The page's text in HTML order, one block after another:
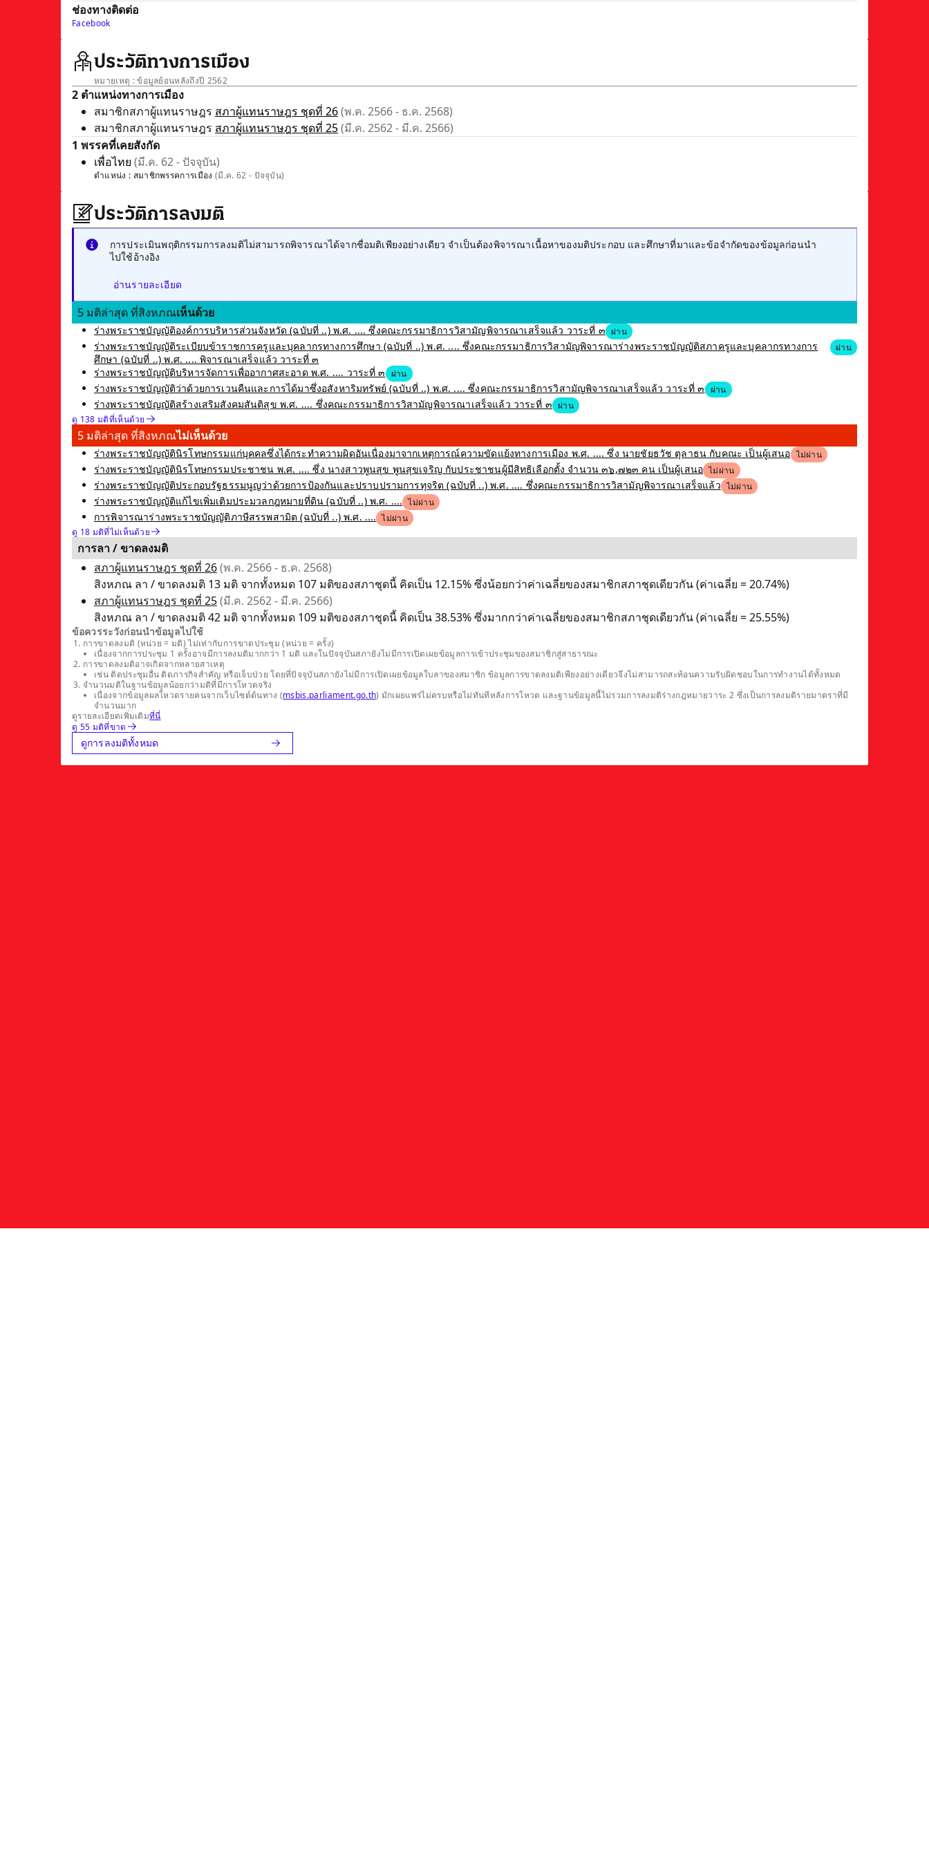
ช่องทางติดต่อ
Facebook
ประวัติทางการเมือง
หมายเหตุ : ข้อมูลย้อนหลังถึงปี 2562
2 ตำแหน่งทางการเมือง
สมาชิกสภาผู้แทนราษฎร สภาผู้แทนราษฎร ชุดที่ 26(พ.ค. 2566 - ธ.ค. 2568)
สมาชิกสภาผู้แทนราษฎร สภาผู้แทนราษฎร ชุดที่ 25(มี.ค. 2562 - มี.ค. 2566)
1 พรรคที่เคยสังกัด
เพื่อไทย (มี.ค. 62 - ปัจจุบัน)
ตำแหน่ง : สมาชิกพรรคการเมือง(มี.ค. 62 - ปัจจุบัน)
ประวัติการลงมติ
การประเมินพฤติกรรมการลงมติไม่สามารถพิจารณาได้จากชื่อมติเพียงอย่างเดียว จำเป็นต้องพิจารณาเนื้อหาของมติประกอบ และศึกษาที่มาและข้อจำกัดของข้อมูลก่อนนำ
ไปใช้อ้างอิง
อ่านรายละเอียด
5 มติล่าสุด ที่สิงหภณเห็นด้วย
ร่างพระราชบัญญัติองค์การบริหารส่วนจังหวัด (ฉบับที่ ..) พ.ศ. .... ซึ่งคณะกรรมาธิการวิสามัญพิจารณาเสร็จแล้ว วาระที่ ๓ ผ่าน
ร่างพระราชบัญญัติระเบียบข้าราชการครูและบุคลากรทางการศึกษา (ฉบับที่ ..) พ.ศ. .... ซึ่งคณะกรรมาธิการวิสามัญพิจารณาร่างพระราชบัญญัติสภาครูและบุคลากรทางการ
ศึกษา (ฉบับที่ ..) พ.ศ. .... พิจารณาเสร็จแล้ว วาระที่ ๓
ผ่าน
ร่างพระราชบัญญัติบริหารจัดการเพื่ออากาศสะอาด พ.ศ. .... วาระที่ ๓ ผ่าน
ร่างพระราชบัญญัติว่าด้วยการเวนคืนและการได้มาซึ่งอสังหาริมทรัพย์ (ฉบับที่ ..) พ.ศ. .... ซึ่งคณะกรรมาธิการวิสามัญพิจารณาเสร็จแล้ว วาระที่ ๓ ผ่าน
ร่างพระราชบัญญัติสร้างเสริมสังคมสันติสุข พ.ศ. .... ซึ่งคณะกรรมาธิการวิสามัญพิจารณาเสร็จแล้ว วาระที่ ๓ ผ่าน
ดู 138 มติที่เห็นด้วย
5 มติล่าสุด ที่สิงหภณไม่เห็นด้วย
ร่างพระราชบัญญัตินิรโทษกรรมแก่บุคคลซึ่งได้กระทำความผิดอันเนื่องมาจากเหตุการณ์ความขัดแย้งทางการเมือง พ.ศ. .... ซึ่ง นายชัยธวัช ตุลาธน กับคณะ เป็นผู้เสนอ ไม่ผ่าน
ร่างพระราชบัญญัตินิรโทษกรรมประชาชน พ.ศ. .... ซึ่ง นางสาวพูนสุข พูนสุขเจริญ กับประชาชนผู้มีสิทธิเลือกตั้ง จำนวน ๓๖,๗๒๓ คน เป็นผู้เสนอ ไม่ผ่าน
ร่างพระราชบัญญัติประกอบรัฐธรรมนูญว่าด้วยการป้องกันและปราบปรามการทุจริต (ฉบับที่ ..) พ.ศ. .... ซึ่งคณะกรรมาธิการวิสามัญพิจารณาเสร็จแล้ว ไม่ผ่าน
ร่างพระราชบัญญัติแก้ไขเพิ่มเติมประมวลกฎหมายที่ดิน (ฉบับที่ ..) พ.ศ. .... ไม่ผ่าน
การพิจารณาร่างพระราชบัญญัติภาษีสรรพสามิต (ฉบับที่ ..) พ.ศ. .... ไม่ผ่าน
ดู 18 มติที่ไม่เห็นด้วย
การลา / ขาดลงมติ
สภาผู้แทนราษฎร ชุดที่ 26(พ.ค. 2566 - ธ.ค. 2568)
สิงหภณ ลา / ขาดลงมติ 13 มติ จากทั้งหมด 107 มติของสภาชุดนี้ คิดเป็น 12.15% ซึ่งน้อยกว่าค่าเฉลี่ยของสมาชิกสภาชุดเดียวกัน (ค่าเฉลี่ย = 20.74%)
สภาผู้แทนราษฎร ชุดที่ 25(มี.ค. 2562 - มี.ค. 2566)
สิงหภณ ลา / ขาดลงมติ 42 มติ จากทั้งหมด 109 มติของสภาชุดนี้ คิดเป็น 38.53% ซึ่งมากกว่าค่าเฉลี่ยของสมาชิกสภาชุดเดียวกัน (ค่าเฉลี่ย = 25.55%)
ข้อควรระวังก่อนนำข้อมูลไปใช้
การขาดลงมติ (หน่วย = มติ) ไม่เท่ากับการขาดประชุม (หน่วย = ครั้ง)
เนื่องจากการประชุม 1 ครั้งอาจมีการลงมติมากกว่า 1 มติ และในปัจจุบันสภายังไม่มีการเปิดเผยข้อมูลการเข้าประชุมของสมาชิกสู่สาธารณะ
การขาดลงมติอาจเกิดจากหลายสาเหตุ
เช่น ติดประชุมอื่น ติดภารกิจสำคัญ หรือเจ็บป่วย โดยที่ปัจจุบันสภายังไม่มีการเปิดเผยข้อมูลใบลาของสมาชิก ข้อมูลการขาดลงมติเพียงอย่างเดียวจึงไม่สามารถสะท้อนความรับผิดชอบในการทำงานได้ทั้งหมด
จำนวนมติในฐานข้อมูลน้อยกว่ามติที่มีการโหวตจริง
เนื่องจากข้อมูลผลโหวตรายคนจากเว็บไซต์ต้นทาง (msbis.parliament.go.th) มักเผยแพร่ไม่ครบหรือไม่ทันทีหลังการโหวต และฐานข้อมูลนี้ไม่รวมการลงมติร่างกฎหมายวาระ 2 ซึ่งเป็นการลงมติรายมาตราที่มี
จำนวนมาก
ดูรายละเอียดเพิ่มเติมที่นี่
ดู 55 มติที่ขาด
ดูการลงมติทั้งหมด